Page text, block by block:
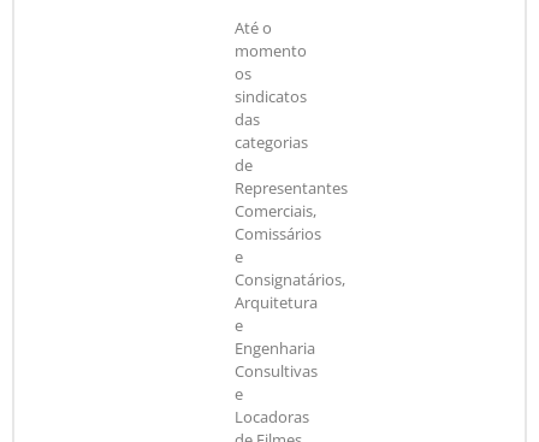
Até o
momento
os
sindicatos
das
categorias
de
Representantes
Comerciais,
Comissários
e
Consignatários,
Arquitetura
e
Engenharia
Consultivas
e
Locadoras